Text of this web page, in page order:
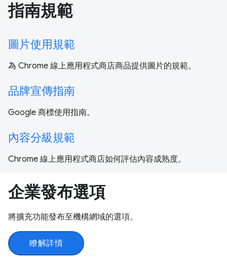
指南規範
圖片使用規範
為 Chrome 線上應用程式商店商品提供圖片的規範。
品牌宣傳指南
Google 商標使用指南。
內容分級規範
Chrome 線上應用程式商店如何評估內容成熟度。
企業發布選項
將擴充功能發布至機構網域的選項。
瞭解詳情